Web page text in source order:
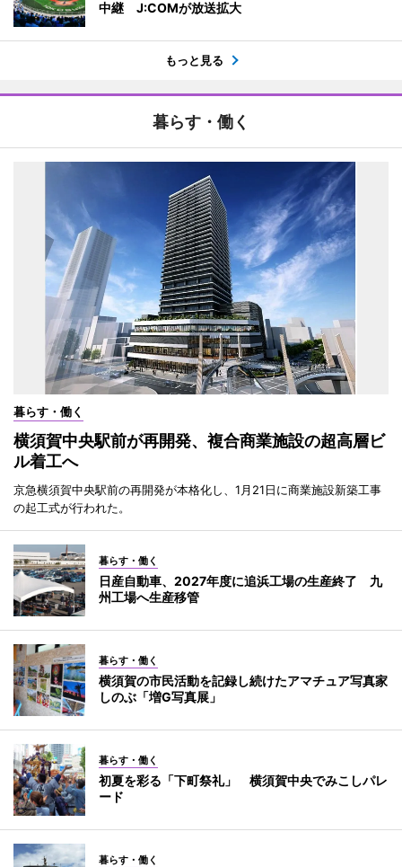
中継 J:COMが放送拡大
もっと見る
暮らす・働く
暮らす・働く
横須賀中央駅前が再開発、複合商業施設の超高層ビ
ル着工へ
京急横須賀中央駅前の再開発が本格化し、1月21日に商業施設新築工事
の起工式が行われた。
暮らす・働く
日産自動車、2027年度に追浜工場の生産終了 九
州工場へ生産移管
暮らす・働く
横須賀の市民活動を記録し続けたアマチュア写真家
しのぶ「増G写真展」
暮らす・働く
初夏を彩る「下町祭礼」 横須賀中央でみこしパレ
ード
暮らす・働く